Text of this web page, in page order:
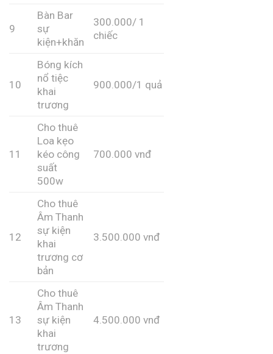
9
Bàn Bar
sự
kiện+khăn
300.000/ 1
chiếc
10
Bóng kích
nổ tiệc
khai
trương
900.000/1 quả
11
Cho thuê
Loa kẹo
kéo công
suất
500w
700.000 vnđ
12
Cho thuê
Âm Thanh
sự kiện
khai
trương cơ
bản
3.500.000 vnđ
13
Cho thuê
Âm Thanh
sự kiện
khai
trương
4.500.000 vnđ